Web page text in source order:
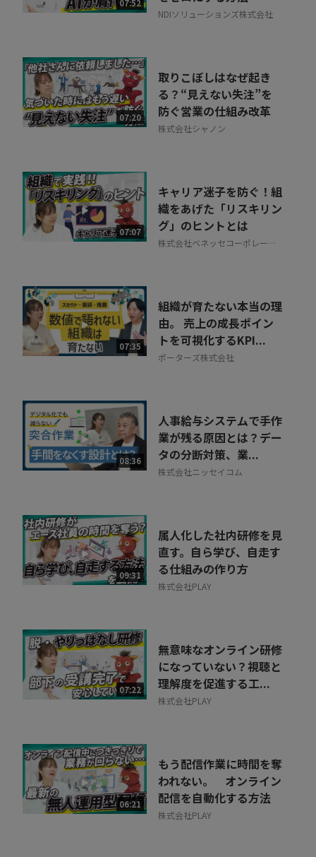
07:52
NDIソリューションズ株式会社
07:20
取りこぼしはなぜ起き
る？“見えない失注”を
防ぐ営業の仕組み改革
株式会社シャノン
07:07
キャリア迷子を防ぐ！組
織をあげた「リスキリン
グ」のヒントとは
株式会社ベネッセコーポレーシ
07:35
組織が育たない本当の理
由。 売上の成長ポイン
トを可視化するKPI...
ポーターズ株式会社
08:36
人事給与システムで手作
業が残る原因とは？デー
タの分断対策、業...
株式会社ニッセイコム
09:31
属人化した社内研修を見
直す。自ら学び、自走す
る仕組みの作り方
株式会社PLAY
07:22
無意味なオンライン研修
になっていない？視聴と
理解度を促進する工...
株式会社PLAY
06:21
もう配信作業に時間を奪
われない。 オンライン
配信を自動化する方法
株式会社PLAY